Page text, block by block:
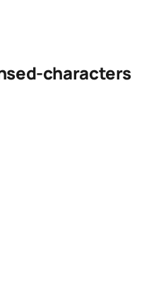
characters